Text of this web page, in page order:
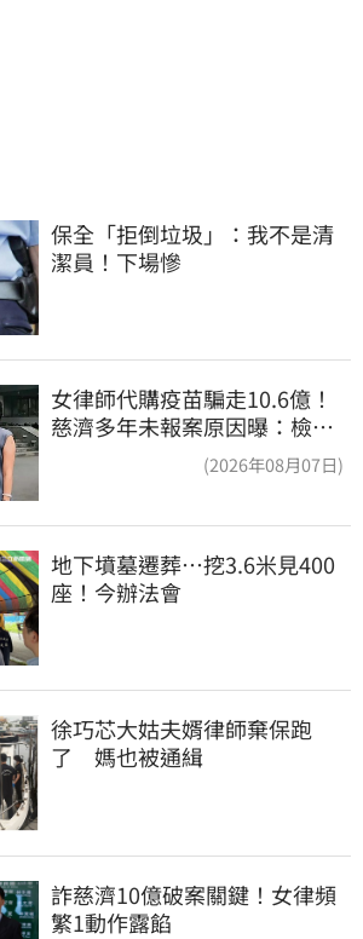
保全「拒倒垃圾」：我不是清
潔員！下場慘
女律師代購疫苗騙走10.6億！
慈濟多年未報案原因曝：檢警
(2026年08月07日)
地下墳墓遷葬…挖3.6米見400
座！今辦法會
徐巧芯大姑夫婿律師棄保跑
了　媽也被通緝
詐慈濟10億破案關鍵！女律頻
繁1動作露餡